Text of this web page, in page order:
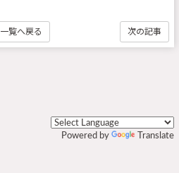
次の記事
一覧へ戻る
Powered by Translate